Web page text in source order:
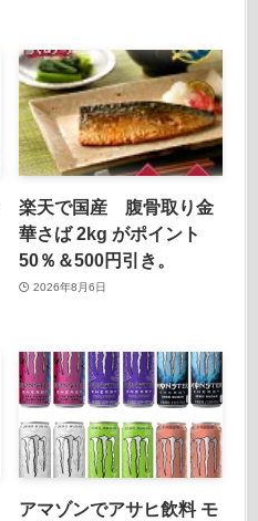
楽天で国産 腹骨取り金
華さば 2kg がポイント
50％＆500円引き。
2026年8月6日
アマゾンでアサヒ飲料 モ